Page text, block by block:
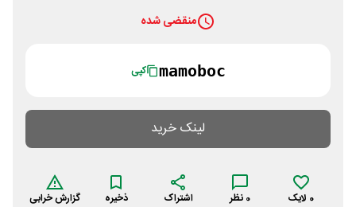
منقضی شده
mamoboc کپی
لینک خرید
0 لایک 0 نظر اشتراک ذخیره گزارش خرابی